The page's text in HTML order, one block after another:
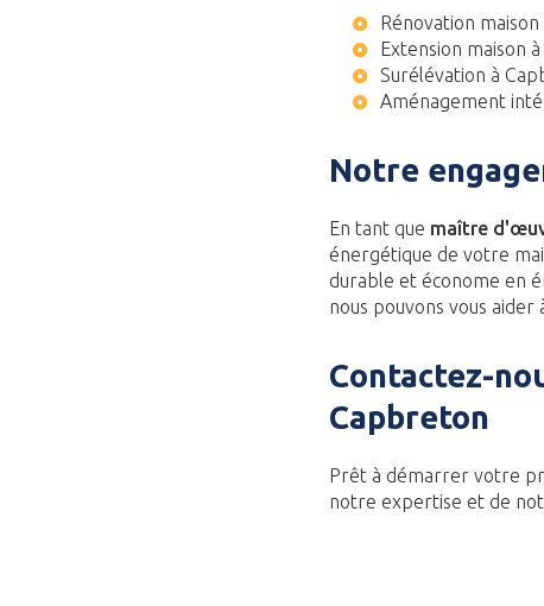
Rénovation
Extension maison
Surélévation à
Aménagement
Notre
En tant que maître
énergétique de votre
durable et économe en
nous pouvons vous
Contactez-
Capbreton
Prêt à démarrer votre
notre expertise et de